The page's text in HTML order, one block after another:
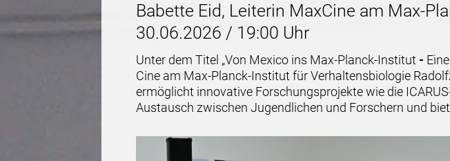
Babette Eid, Leiterin MaxCine am Max-
30.06.2026 / 19:00 Uhr
Unter dem Titel „Von Mexico ins Max-Planck-Institut -
Cine am Max-Planck-Institut für Verhaltensbiologie
ermöglicht innovative Forschungsprojekte wie die
Austausch zwischen Jugendlichen und Forschern und